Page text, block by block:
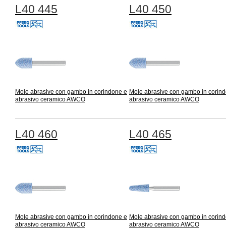
L40 445
Mole abrasive con gambo in corindone e
abrasivo ceramico AWCO
L40 450
Mole abrasive con gambo in
abrasivo ceramico AWCO
L40 460
Mole abrasive con gambo in corindone e
abrasivo ceramico AWCO
L40 465
Mole abrasive con gambo in
abrasivo ceramico AWCO